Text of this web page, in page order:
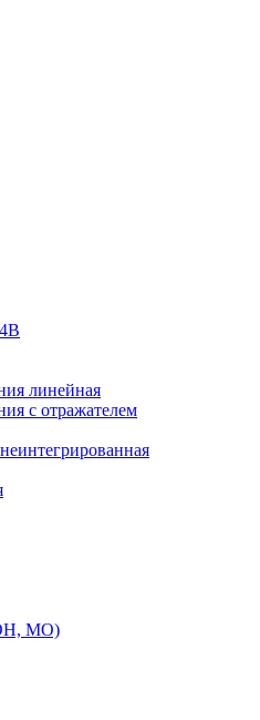
линейная
с отражателем
МО)